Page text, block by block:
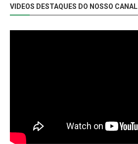
VIDEOS DESTAQUES DO NOSSO CANAL